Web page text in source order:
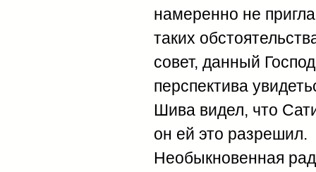
намеренно не
таких
совет, данный
перспектива
Шива видел, что
он ей это разрешил.
Необыкновенная